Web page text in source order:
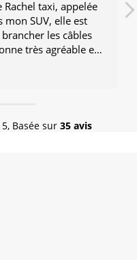
taxi, appelée
SUV, elle est
les câbles
très agréable et
reste des
Basée sur 35 avis